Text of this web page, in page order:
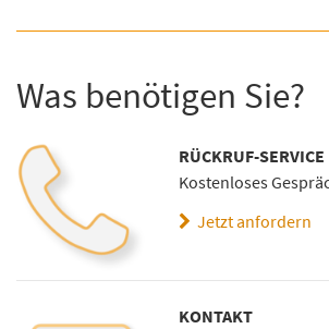
Was benötigen Sie?
RÜCKRUF-SERVICE
Kostenloses
Jetzt anfordern
KONTAKT